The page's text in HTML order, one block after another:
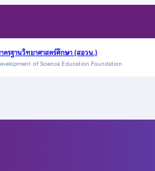
รฐานวิทยาศาสตร์ศึกษา (สอวน.)
of Science Education Foundation